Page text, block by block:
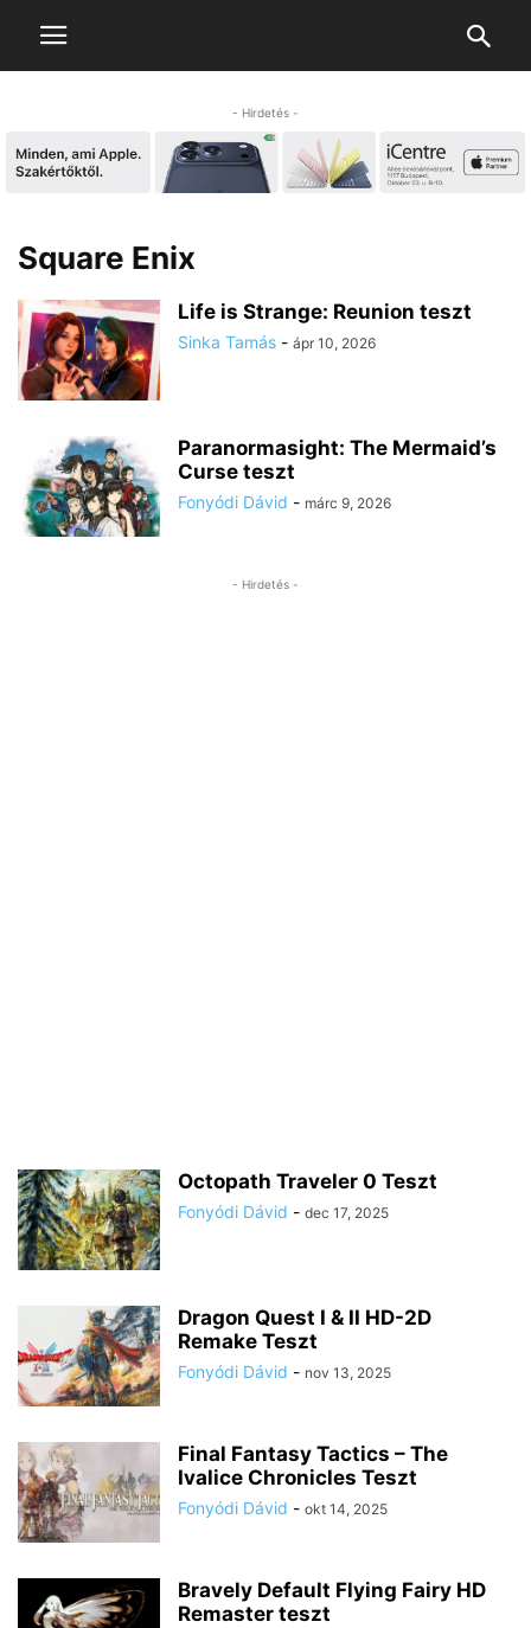
- Hirdetés -
Square Enix
Life is Strange: Reunion teszt
Sinka Tamás - ápr 10, 2026
Paranormasight: The Mermaid’s
Curse teszt
Fonyódi Dávid - márc 9, 2026
- Hirdetés -
Octopath Traveler 0 Teszt
Fonyódi Dávid - dec 17, 2025
Dragon Quest I & II HD-2D
Remake Teszt
Fonyódi Dávid - nov 13, 2025
Final Fantasy Tactics – The
Ivalice Chronicles Teszt
Fonyódi Dávid - okt 14, 2025
Bravely Default Flying Fairy HD
Remaster teszt